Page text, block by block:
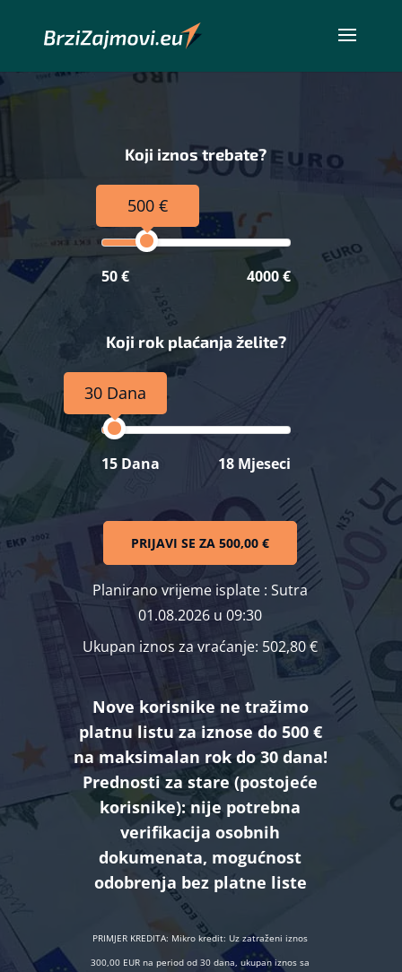
Koji iznos trebate?
500 €
50 € 4000 €
Koji rok plaćanja želite?
30 Dana
15 Dana 18 Mjeseci
PRIJAVI SE ZA500,00 €
Planirano vrijeme isplate : Sutra
01.08.2026 u 09:30
Ukupan iznos za vraćanje: 502,80 €
Nove korisnike ne tražimo
platnu listu za iznose do 500 €
na maksimalan rok do 30 dana!
Prednosti za stare (postojeće
korisnike): nije potrebna
verifikacija osobnih
dokumenata, mogućnost
odobrenja bez platne liste
PRIMJER KREDITA: Mikro kredit: Uz zatraženi iznos
300,00 EUR na period od 30 dana, ukupan iznos sa